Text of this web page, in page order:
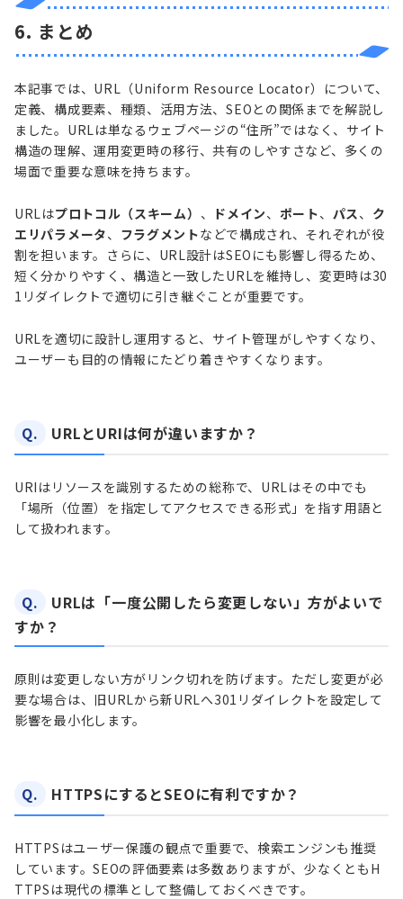
6. まとめ
本記事では、URL（Uniform Resource Locator）について、
定義、構成要素、種類、活用方法、SEOとの関係までを解説し
ました。URLは単なるウェブページの“住所”ではなく、サイト
構造の理解、運用変更時の移行、共有のしやすさなど、多くの
場面で重要な意味を持ちます。
URLはプロトコル（スキーム） 、 ドメイン、 ポート、 パス、 ク
エリパラメータ、 フラグメントなどで構成され、それぞれが役
割を担います。さらに、URL設計はSEOにも影響し得るため、
短く分かりやすく、構造と一致したURLを維持し、変更時は30
1リダイレクトで適切に引き継ぐことが重要です。
URLを適切に設計し運用すると、サイト管理がしやすくなり、
ユーザーも目的の情報にたどり着きやすくなります。
Q. URLとURIは何が違いますか？
URIはリソースを識別するための総称で、URLはその中でも
「場所（位置）を指定してアクセスできる形式」を指す用語と
して扱われます。
Q.
URLは「一度公開したら変更しない」方がよいで
すか？
原則は変更しない方がリンク切れを防げます。ただし変更が必
要な場合は、旧URLから新URLへ301リダイレクトを設定して
影響を最小化します。
Q. HTTPSにするとSEOに有利ですか？
HTTPSはユーザー保護の観点で重要で、検索エンジンも推奨
しています。SEOの評価要素は多数ありますが、少なくともH
TTPSは現代の標準として整備しておくべきです。